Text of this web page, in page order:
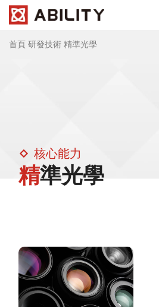
首頁 研發技術 精準光學
核心能力
精準光學